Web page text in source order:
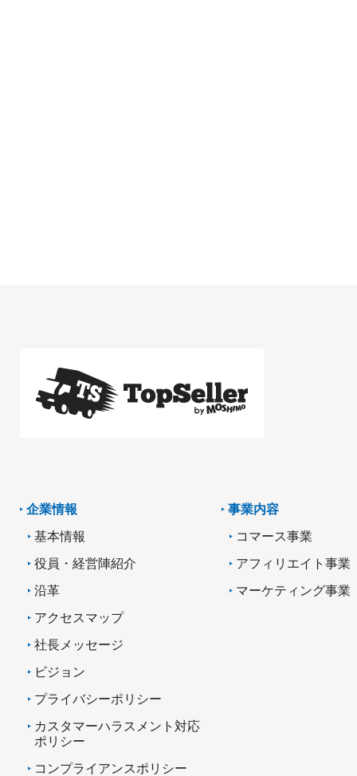
企業情報
基本情報
役員・経営陣紹介
沿革
アクセスマップ
社長メッセージ
ビジョン
プライバシーポリシー
カスタマーハラスメント対応
ポリシー
コンプライアンスポリシー
事業内容
コマース事業
アフィリエイト事業
マーケティング事業